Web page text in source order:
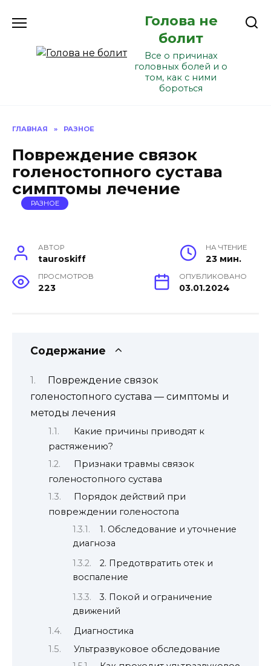
Голова не
болит
Все о причинах
головных болей и о
том, как с ними
бороться
ГЛАВНАЯ » РАЗНОЕ
Повреждение связок
голеностопного сустава
симптомы лечение
РАЗНОЕ
АВТОР
tauroskiff
НА ЧТЕНИЕ
23 мин.
ПРОСМОТРОВ
223
ОПУБЛИКОВАНО
03.01.2024
Содержание
Повреждение связок
голеностопного сустава — симптомы и
методы лечения
Какие причины приводят к
растяжению?
Признаки травмы связок
голеностопного сустава
Порядок действий при
повреждении голеностопа
1. Обследование и уточнение
диагноза
2. Предотвратить отек и
воспаление
3. Покой и ограничение
движений
Диагностика
Ультразвуковое обследование